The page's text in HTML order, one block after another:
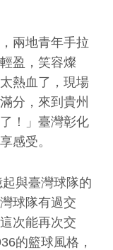
兩地青年手拉
盈，笑容燦
熱血了，現場
分，來到貴州
！」臺灣彰化
感受。
與臺灣球隊的
球隊有過交
次能再次交
的籃球風格，